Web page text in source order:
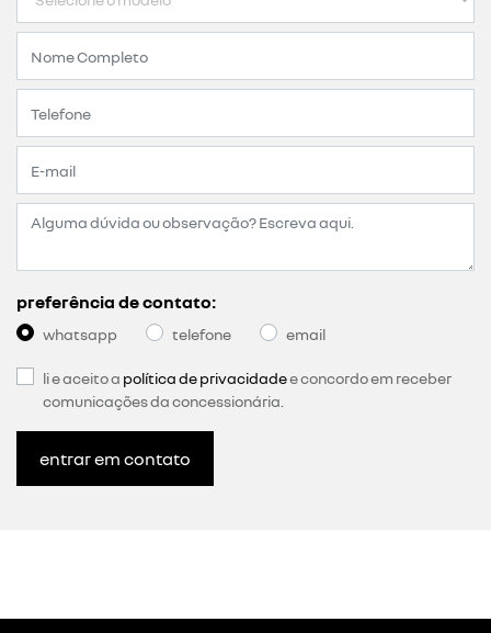
preferência de contato:
whatsapp telefone email
li e aceito a política de privacidadee concordo em receber
comunicações da concessionária.
entrar em contato